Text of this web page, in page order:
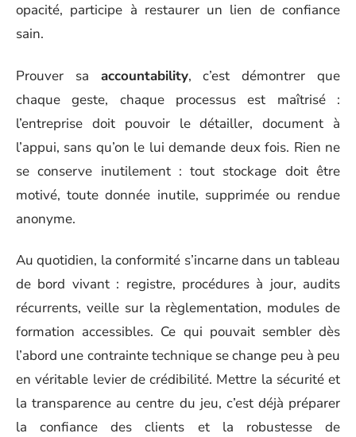
opacité, participe à restaurer un lien de confiance
sain.
Prouver sa accountability, c’est démontrer que
chaque geste, chaque processus est maîtrisé :
l’entreprise doit pouvoir le détailler, document à
l’appui, sans qu’on le lui demande deux fois. Rien ne
se conserve inutilement : tout stockage doit être
motivé, toute donnée inutile, supprimée ou rendue
anonyme.
Au quotidien, la conformité s’incarne dans un tableau
de bord vivant : registre, procédures à jour, audits
récurrents, veille sur la règlementation, modules de
formation accessibles. Ce qui pouvait sembler dès
l’abord une contrainte technique se change peu à peu
en véritable levier de crédibilité. Mettre la sécurité et
la transparence au centre du jeu, c’est déjà préparer
la confiance des clients et la robustesse de